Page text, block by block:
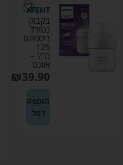
בקבוק
נטורל
ריספונס
125
מ"ל –
אוונט
₪39.90
הוספה
לסל